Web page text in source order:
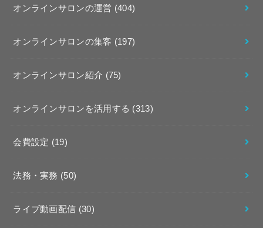
オンラインサロンの運営 (404)
オンラインサロンの集客 (197)
オンラインサロン紹介 (75)
オンラインサロンを活用する (313)
会費設定 (19)
法務・実務 (50)
ライブ動画配信 (30)